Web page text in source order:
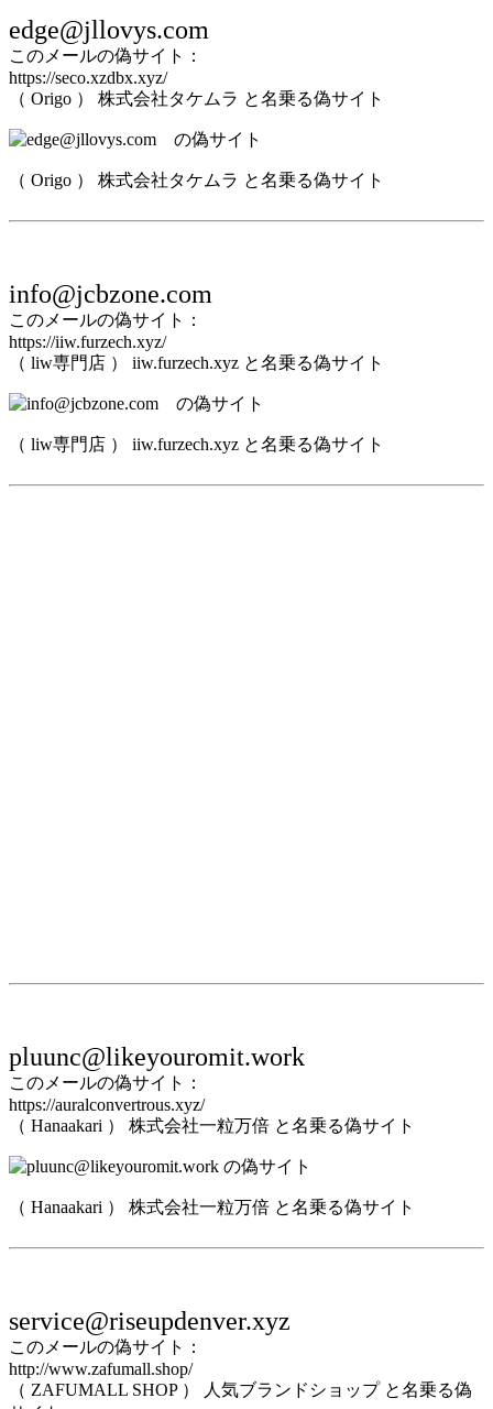
edge@jllovys.com
このメールの偽サイト：
https://seco.xzdbx.xyz/
（ Origo ） 株式会社タケムラ と名乗る偽サイト
（ Origo ） 株式会社タケムラ と名乗る偽サイト
info@jcbzone.com
このメールの偽サイト：
https://iiw.furzech.xyz/
（ liw専門店 ） iiw.furzech.xyz と名乗る偽サイト
（ liw専門店 ） iiw.furzech.xyz と名乗る偽サイト
pluunc@likeyouromit.work
このメールの偽サイト：
https://auralconvertrous.xyz/
（ Hanaakari ） 株式会社一粒万倍 と名乗る偽サイト
（ Hanaakari ） 株式会社一粒万倍 と名乗る偽サイト
service@riseupdenver.xyz
このメールの偽サイト：
http://www.zafumall.shop/
（ ZAFUMALL SHOP ） 人気ブランドショップ と名乗る偽